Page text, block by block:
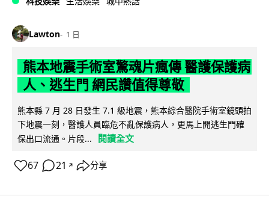
Lawton 1 日
熊本地震手術室驚魂片瘋傳 醫護保護病
人、逃生門 網民讚值得尊敬
熊本縣 7 月 28 日發生 7.1 級地震，熊本綜合醫院手術室鏡頭拍
下地震一刻，醫護人員臨危不亂保護病人，更馬上開逃生門確
保出口流通。片段...
閱讀全文
67 21 ↗ 分享